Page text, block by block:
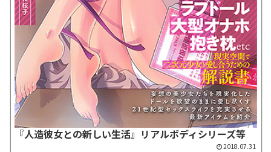
『人造彼女との新しい生活』リアルボディシリーズ等
2018.07.31